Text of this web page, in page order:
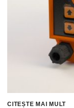
CITEȘTE MAI MULT